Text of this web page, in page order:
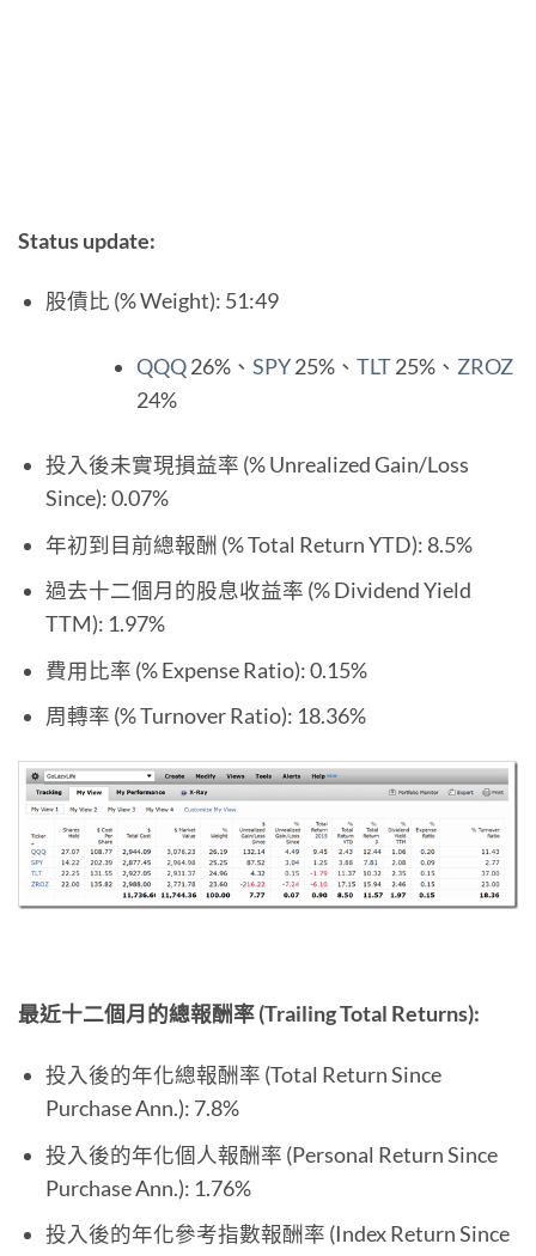
Status update:
股債比 (% Weight): 51:49
QQQ26%、 SPY25%、 TLT25%、 ZROZ
24%
投入後未實現損益率 (% Unrealized Gain/Loss
Since): 0.07%
年初到目前總報酬 (% Total Return YTD): 8.5%
過去十二個月的股息收益率 (% Dividend Yield
TTM): 1.97%
費用比率 (% Expense Ratio): 0.15%
周轉率 (% Turnover Ratio): 18.36%
最近十二個月的總報酬率 (Trailing Total Returns):
投入後的年化總報酬率 (Total Return Since
Purchase Ann.): 7.8%
投入後的年化個人報酬率 (Personal Return Since
Purchase Ann.): 1.76%
投入後的年化參考指數報酬率 (Index Return Since